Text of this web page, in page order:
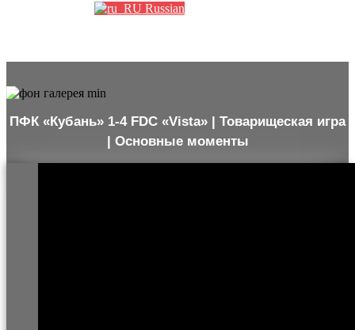
Russian
ПФК «Кубань» 1-4 FDC «Vista» | Товарищеская игра
| Основные моменты